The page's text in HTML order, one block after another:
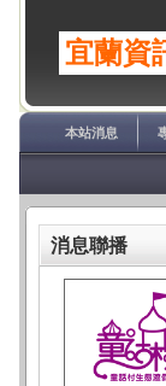
宜蘭資
本站消息
消息聯播